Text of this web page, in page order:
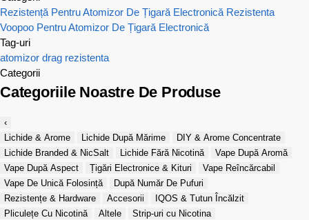
Rezistență Pentru Atomizor De Țigară Electronică Rezistenta
Voopoo Pentru Atomizor De Țigară Electronică
Tag-uri
atomizor drag rezistenta
Categorii
Categoriile Noastre De Produse
‹
Lichide & Arome
Lichide După Mărime
DIY & Arome Concentrate
Lichide Branded & NicSalt
Lichide Fără Nicotină
Vape După Aromă
Vape După Aspect
Țigări Electronice & Kituri
Vape Reîncărcabil
Vape De Unică Folosință
După Număr De Pufuri
Rezistențe & Hardware
Accesorii
IQOS & Tutun Încălzit
Pliculețe Cu Nicotină
Altele
Strip-uri cu Nicotina